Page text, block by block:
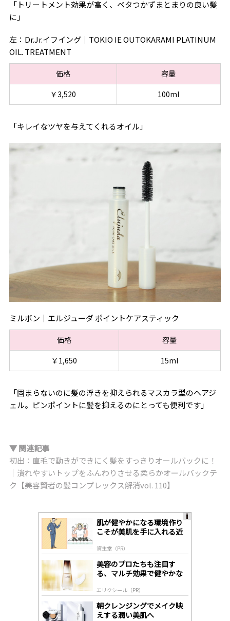
「トリートメント効果が高く、ベタつかずまとまりの良い髪
に」
左：Dr.Jr.イフイング｜TOKIO IE OUTOKARAMI PLATINUM
OIL. TREATMENT
価格
容量
￥3,520
100ml
「キレイなツヤを与えてくれるオイル」
ミルボン｜エルジューダ ポイントケアスティック
価格
容量
￥1,650
15ml
「固まらないのに髪の浮きを抑えられるマスカラ型のヘアジ
ェル。ピンポイントに髪を抑えるのにとっても便利です」
▼ 関連記事
初出：直毛で動きができにく髪をすっきりオールバックに！
｜潰れやすいトップをふんわりさせる柔らかオールバックテ
ク【美容賢者の髪コンプレックス解消vol. 110】
肌が健やかになる環境作り
こそが美肌を手に入れる近
資生堂（PR）
美容のプロたちも注目す
る、マルチ効果で健やかな
エリクシール（PR）
朝クレンジングでメイク映
えする潤い美肌へ